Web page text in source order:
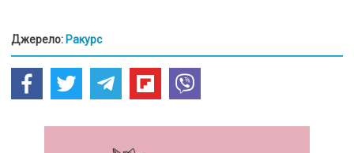
Джерело: Ракурс